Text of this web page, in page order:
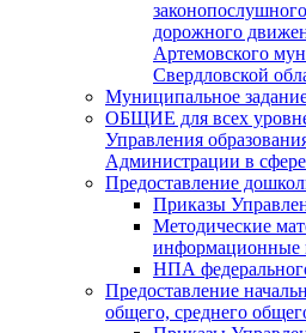
дорожного
Артемовского
Свердловской
Муниципальное
ОБЩИЕ для всех
Управления
Администрации в сфере
Предоставление
Приказы
Методические
информационные
НПА
Предоставление
общего, среднего